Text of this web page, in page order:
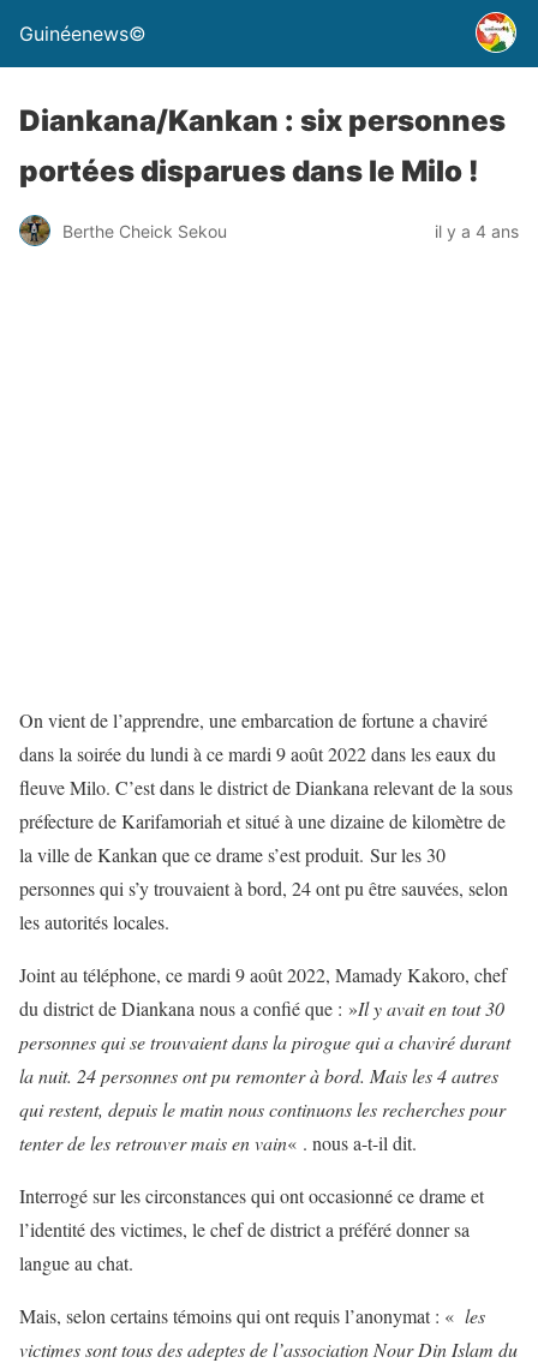
Guinéenews©
Diankana/Kankan : six personnes
portées disparues dans le Milo !
Berthe Cheick Sekou il y a 4 ans
On vient de l’apprendre, une embarcation de fortune a chaviré
dans la soirée du lundi à ce mardi 9 août 2022 dans les eaux du
fleuve Milo. C’est dans le district de Diankana relevant de la sous
préfecture de Karifamoriah et situé à une dizaine de kilomètre de
la ville de Kankan que ce drame s’est produit. Sur les 30
personnes qui s’y trouvaient à bord, 24 ont pu être sauvées, selon
les autorités locales.
Joint au téléphone, ce mardi 9 août 2022, Mamady Kakoro, chef
du district de Diankana nous a confié que : »Il y avait en tout 30
personnes qui se trouvaient dans la pirogue qui a chaviré durant
la nuit. 24 personnes ont pu remonter à bord. Mais les 4 autres
qui restent, depuis le matin nous continuons les recherches pour
tenter de les retrouver mais en vain« . nous a-t-il dit.
Interrogé sur les circonstances qui ont occasionné ce drame et
l’identité des victimes, le chef de district a préféré donner sa
langue au chat.
Mais, selon certains témoins qui ont requis l’anonymat : « les
victimes sont tous des adeptes de l’association Nour Din Islam du